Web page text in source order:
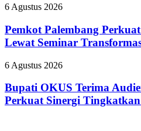
BPJS
Predikat
Pemkot
Perkuat
Daya
Saing
Lewat
Transformasi
Digital
6 Agustus 2026
Pemkot Palembang
Lewat Seminar
Bupati
Terima
Audiensi
Kepala
6 Agustus 2026
Bupati OKUS Terima
Perkuat Sinergi